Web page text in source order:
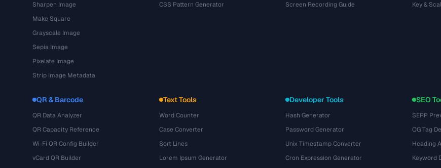
Sharpen Image
Make Square
Grayscale Image
Sepia Image
Pixelate Image
Strip Image Metadata
CSS Pattern Generator
Screen Recording Guide
Key &
QR & Barcode
QR Data Analyzer
QR Capacity Reference
Wi-Fi QR Config Builder
vCard QR Builder
Text Tools
Word Counter
Case Converter
Sort Lines
Lorem Ipsum Generator
Developer Tools
Hash Generator
Password Generator
Unix Timestamp Converter
Cron Expression Generator
SEO
SERP
OG Tag
Heading
Keyword